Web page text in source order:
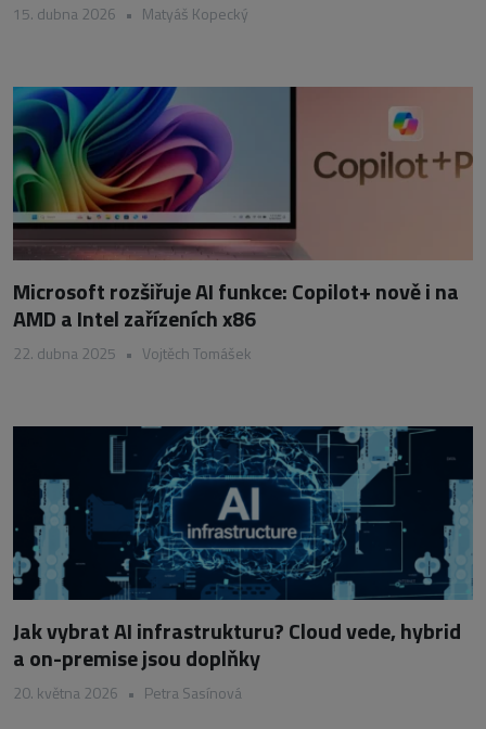
15. dubna 2026 • Matyáš Kopecký
Microsoft rozšiřuje AI funkce: Copilot+ nově i na
AMD a Intel zařízeních x86
22. dubna 2025 • Vojtěch Tomášek
Jak vybrat AI infrastrukturu? Cloud vede, hybrid
a on-premise jsou doplňky
20. května 2026 • Petra Sasínová